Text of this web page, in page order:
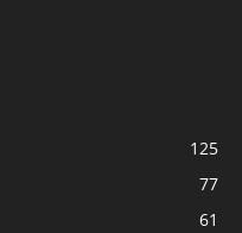
125
77
61